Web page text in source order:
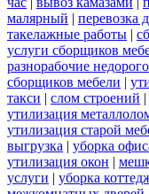
малярный | перевозка
такелажные работы |
услуги сборщиков
разнорабочие недорого
сборщиков мебели |
такси | слом строений |
утилизация
утилизация старой
выгрузка | уборка
утилизация окон |
услуги | уборка